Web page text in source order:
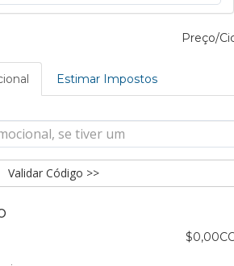
Preço/
Estimar Impostos
Validar Código >>